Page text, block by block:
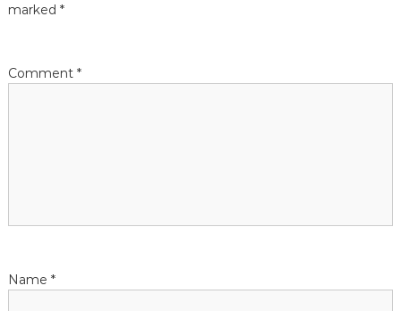
n
v
i
marked *
Comment *
Name *